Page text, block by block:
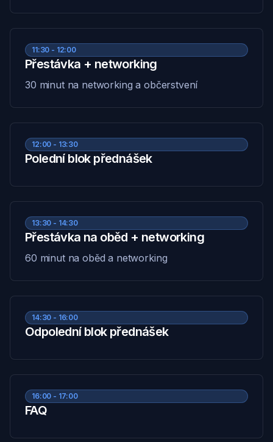
11:30 - 12:00
Přestávka + networking
30 minut na networking a občerstvení
12:00 - 13:30
Polední blok přednášek
13:30 - 14:30
Přestávka na oběd + networking
60 minut na oběd a networking
14:30 - 16:00
Odpolední blok přednášek
16:00 - 17:00
FAQ